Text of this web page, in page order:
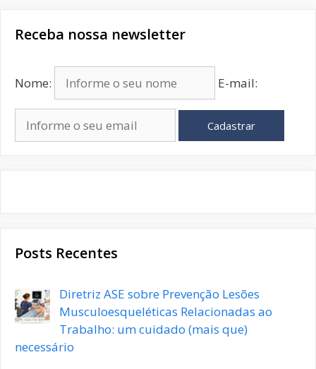
Receba nossa newsletter
Nome: E-mail:
Cadastrar
Posts Recentes
Diretriz ASE sobre Prevenção Lesões
Musculoesqueléticas Relacionadas ao
Trabalho: um cuidado (mais que)
necessário